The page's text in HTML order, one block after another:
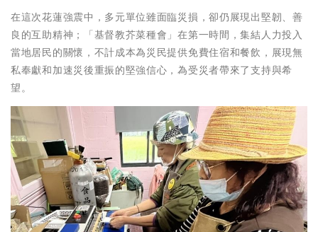
在這次花蓮強震中，多元單位雖面臨災損，卻仍展現出堅韌、善
良的互助精神；「基督教芥菜種會」在第一時間，集結人力投入
當地居民的關懷，不計成本為災民提供免費住宿和餐飲，展現無
私奉獻和加速災後重振的堅強信心，為受災者帶來了支持與希
望。